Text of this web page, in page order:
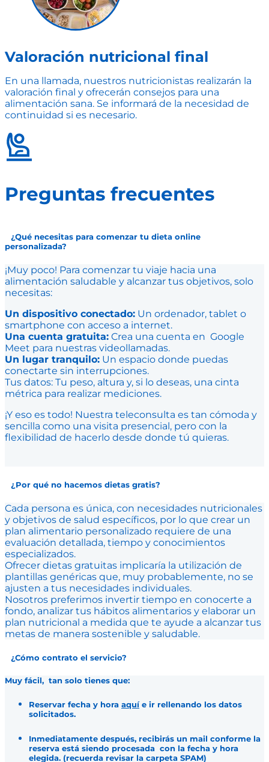
Valoración nutricional final
En una llamada, nuestros nutricionistas realizarán la
valoración final y ofrecerán consejos para una
alimentación sana. Se informará de la necesidad de
continuidad si es necesario.
Preguntas frecuentes
¿Qué necesitas para comenzar tu dieta online
personalizada?
¡Muy poco! Para comenzar tu viaje hacia una
alimentación saludable y alcanzar tus objetivos, solo
necesitas:
Un dispositivo conectado: Un ordenador, tablet o
smartphone con acceso a internet.
Una cuenta gratuita: Crea una cuenta en Google
Meet para nuestras videollamadas.
Un lugar tranquilo: Un espacio donde puedas
conectarte sin interrupciones.
Tus datos: Tu peso, altura y, si lo deseas, una cinta
métrica para realizar mediciones.
¡Y eso es todo! Nuestra teleconsulta es tan cómoda y
sencilla como una visita presencial, pero con la
flexibilidad de hacerlo desde donde tú quieras.
¿Por qué no hacemos dietas gratis?
Cada persona es única, con necesidades nutricionales
y objetivos de salud específicos, por lo que crear un
plan alimentario personalizado requiere de una
evaluación detallada, tiempo y conocimientos
especializados.
Ofrecer dietas gratuitas implicaría la utilización de
plantillas genéricas que, muy probablemente, no se
ajusten a tus necesidades individuales.
Nosotros preferimos invertir tiempo en conocerte a
fondo, analizar tus hábitos alimentarios y elaborar un
plan nutricional a medida que te ayude a alcanzar tus
metas de manera sostenible y saludable.
¿Cómo contrato el servicio?
Muy fácil, tan solo tienes que:
Reservar fecha y hora aquíe ir rellenando los datos
solicitados.
Inmediatamente después, recibirás un mail conforme la
reserva está siendo procesada con la fecha y hora
elegida. (recuerda revisar la carpeta SPAM)